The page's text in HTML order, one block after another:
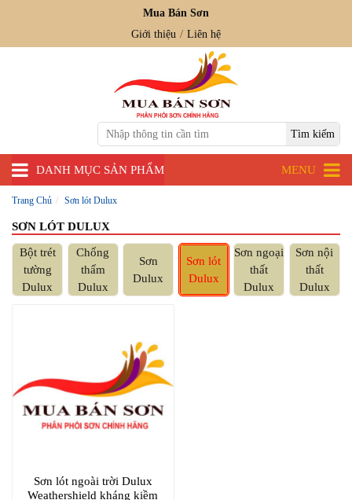
Mua Bán Sơn
Giới thiệu
Liên hệ
DANH MỤC SẢN PHẨM MENU
Trang Chủ Sơn lót Dulux
SƠN LÓT DULUX
Bột trét
tường
Dulux
Chống
thấm
Dulux
Sơn
Dulux
Sơn lót
Dulux
Sơn ngoại
thất
Dulux
Sơn nội
thất
Dulux
Sơn lót ngoài trời Dulux
Weathershield kháng kiềm